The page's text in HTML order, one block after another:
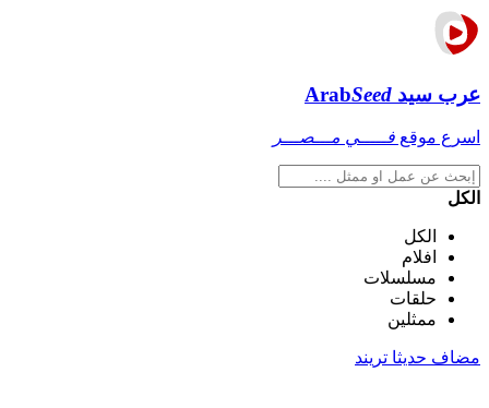
عرب سيد ArabSeed
اسرع موقع فـــــي مـــصـــر
الكل
الكل
افلام
مسلسلات
حلقات
ممثلين
مضاف حديثا تريند